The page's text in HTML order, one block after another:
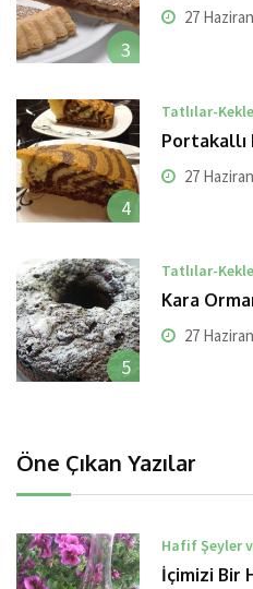
3
27
4
Tatlılar-
Portakallı
27
5
Tatlılar-
Kara
27
Öne Çıkan Yazılar
Hafif Şeyler
İçimizi Bir